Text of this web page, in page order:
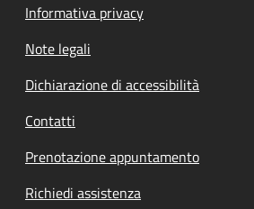
Informativa privacy
Note legali
Dichiarazione di accessibilità
Contatti
Prenotazione appuntamento
Richiedi assistenza